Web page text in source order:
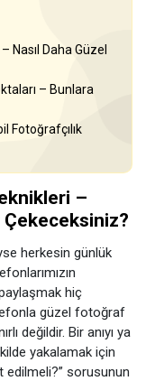
Daha Güzel
– Bunlara
Fotoğrafçılık
–
Çekeceksiniz?
herkesin günlük
hiç
güzel fotoğraf
değildir. Bir anıyı ya
yakalamak için
sorusunun